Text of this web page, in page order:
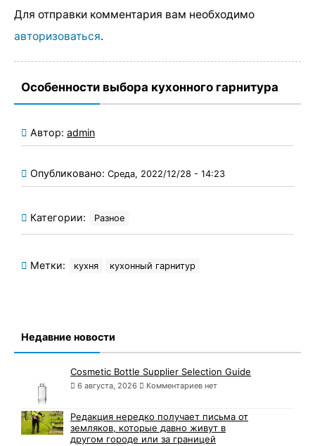
Для отправки комментария вам необходимо
авторизоваться.
Особенности выбора кухонного гарнитура
Автор: admin
Опубликовано: Среда, 2022/12/28 - 14:23
Категории: Разное
Метки: кухня кухонный гарнитур
Недавние новости
Cosmetic Bottle Supplier Selection Guide
6 августа, 2026 Комментариев нет
Редакция нередко получает письма от
земляков, которые давно живут в
другом городе или за границей